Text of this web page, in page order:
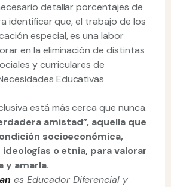
detallar porcentajes de
identificar que, el trabajo de los
especial, es una labor
en la eliminación de distintas
y curriculares de
Educativas
está más cerca que nunca.
amistad”, aquella que
socioeconómica,
o etnia, para valorar
y amarla.
es Educador Diferencial y